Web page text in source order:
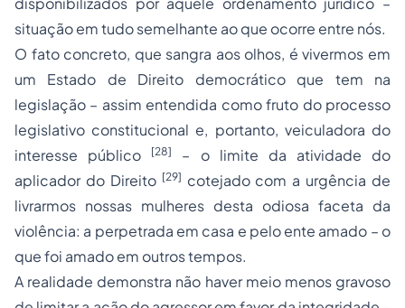
situação em tudo semelhante ao que ocorre entre nós.
O fato concreto, que sangra aos olhos, é vivermos em
um Estado de Direito democrático que tem na
legislação – assim entendida como fruto do processo
legislativo constitucional e, portanto, veiculadora do
interesse público
[28]
– o limite da atividade do
aplicador do Direito [29] cotejado com a urgência de
livrarmos nossas mulheres desta odiosa faceta da
violência: a perpetrada em casa e pelo ente amado – o
que foi amado em outros tempos.
A realidade demonstra não haver meio menos gravoso